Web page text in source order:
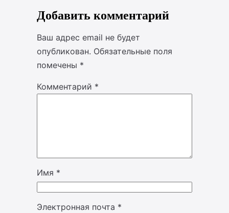
Добавить комментарий
Ваш адрес email не будет
опубликован. Обязательные поля
помечены *
Комментарий *
Имя *
Электронная почта *